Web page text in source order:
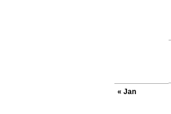
« Jan